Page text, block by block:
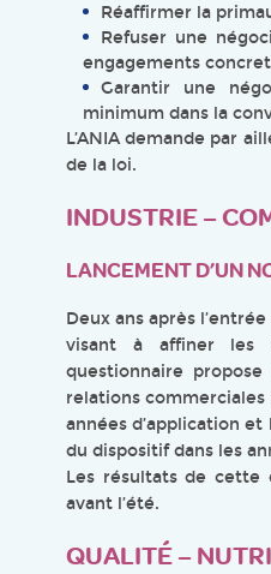
Réaffirmer la
Refuser une
engagements
Garantir une
minimum dans la
L’ANIA demande par
de la loi.
INDUSTRIE –
LANCEMENT D’UN
Deux ans après
visant à affiner les
questionnaire
relations
années d’application
du dispositif dans les
Les résultats de cette
avant l’été.
QUALITÉ –